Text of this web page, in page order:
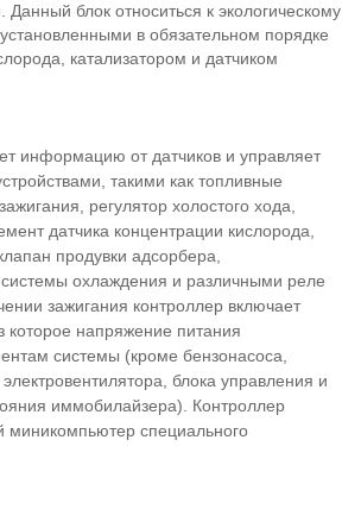
Данный блок относиться к экологическому
в обязательном порядке
катализатором и датчиком
информацию от датчиков и управляет
такими как топливные
регулятор холостого хода,
датчика концентрации кислорода,
продувки адсорбера,
системы охлаждения и различными реле
зажигания контроллер включает
которое напряжение питания
системы (кроме бензонасоса,
блока управления и
иммобилайзера). Контроллер
миникомпьютер специального